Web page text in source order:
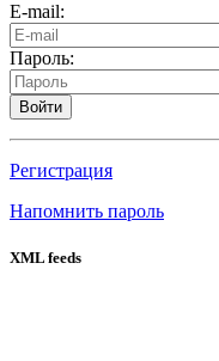
E-mail:
Пароль:
Войти
Регистрация
Напомнить пароль
XML feeds